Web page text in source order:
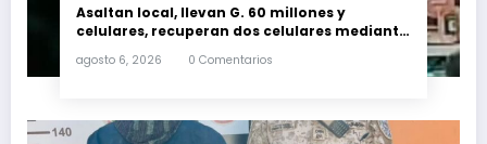
Asaltan local, llevan G. 60 millones y
celulares, recuperan dos celulares mediante
agosto 6, 2026 0 Comentarios